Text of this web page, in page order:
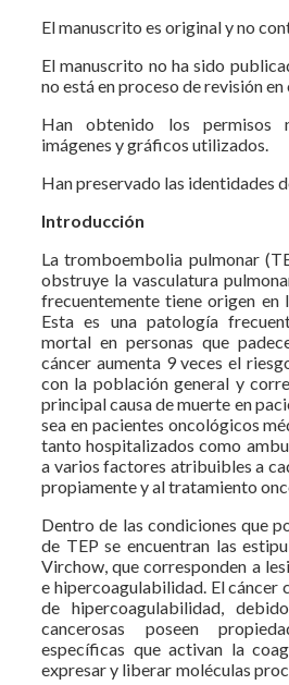
El manuscrito es original y no
El manuscrito no ha sido
no está en proceso de revisión
Han obtenido los permisos
imágenes y gráficos utilizados.
Han preservado las identidades
Introducción
La tromboembolia pulmonar
obstruye la vasculatura
frecuentemente tiene origen en
Esta es una patología
mortal en personas que
cáncer aumenta 9 veces el
con la población general y
principal causa de muerte en
sea en pacientes oncológicos
tanto hospitalizados como
a varios factores atribuibles a
propiamente y al tratamiento
Dentro de las condiciones que
de TEP se encuentran las
Virchow, que corresponden a
e hipercoagulabilidad. El cáncer
de hipercoagulabilidad,
cancerosas poseen
específicas que activan la
expresar y liberar moléculas